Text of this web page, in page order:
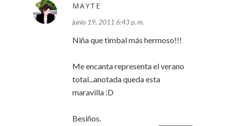
MAYTE
junio 19, 2011 6:43 p. m.
Niña que timbal más hermoso!!!
Me encanta representa el verano
total...anotada queda esta
maravilla :D
Besiños.